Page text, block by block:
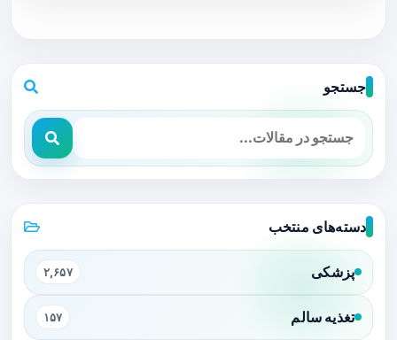
جستجو
دسته‌های منتخب
پزشکی ۲,۶۵۷
تغذیه سالم ۱۵۷